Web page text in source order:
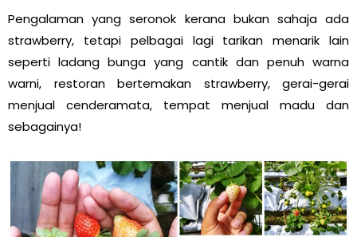
Pengalaman yang seronok kerana bukan sahaja ada
strawberry, tetapi pelbagai lagi tarikan menarik lain
seperti ladang bunga yang cantik dan penuh warna
warni, restoran bertemakan strawberry, gerai-gerai
menjual cenderamata, tempat menjual madu dan
sebagainya!